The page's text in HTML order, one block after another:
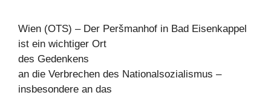
Wien (OTS) – Der Peršmanhof in Bad Eisenkappel
ist ein wichtiger Ort
des Gedenkens
an die Verbrechen des Nationalsozialismus –
insbesondere an das